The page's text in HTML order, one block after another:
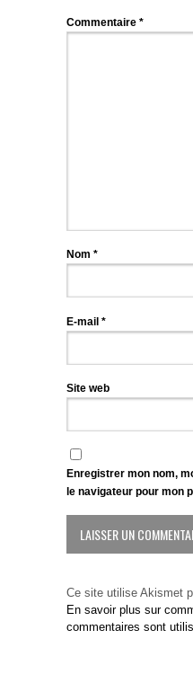
Commentaire *
Nom *
E-mail *
Site web
Enregistrer mon nom,
le navigateur pour mon
Ce site utilise Akismet
En savoir plus sur
commentaires sont